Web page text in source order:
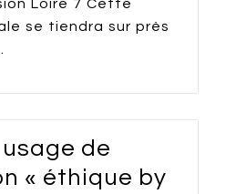
Loire 7 Cette
se tiendra sur près
de
« éthique by